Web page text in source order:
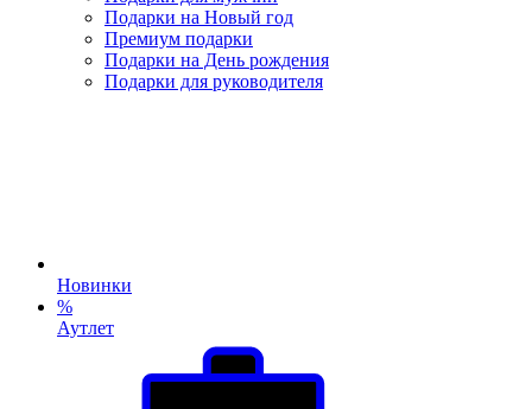
Подарки на Новый год
Премиум подарки
Подарки на День рождения
Подарки для руководителя
Новинки
%
Аутлет